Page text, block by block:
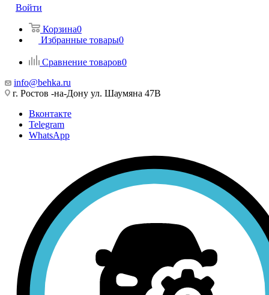
Войти
Корзина0
Избранные товары0
Сравнение товаров0
info@behka.ru
г. Ростов -на-Дону ул. Шаумяна 47В
Вконтакте
Telegram
WhatsApp